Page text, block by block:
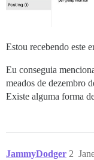
Estou recebendo este
Eu conseguia
meados de dezembro
Existe alguma forma
JammyDodger 2